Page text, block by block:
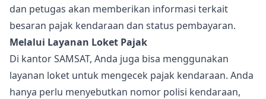
dan petugas akan memberikan informasi terkait
besaran pajak kendaraan dan status pembayaran.
Melalui Layanan Loket Pajak
Di kantor SAMSAT, Anda juga bisa menggunakan
layanan loket untuk mengecek pajak kendaraan. Anda
hanya perlu menyebutkan nomor polisi kendaraan,